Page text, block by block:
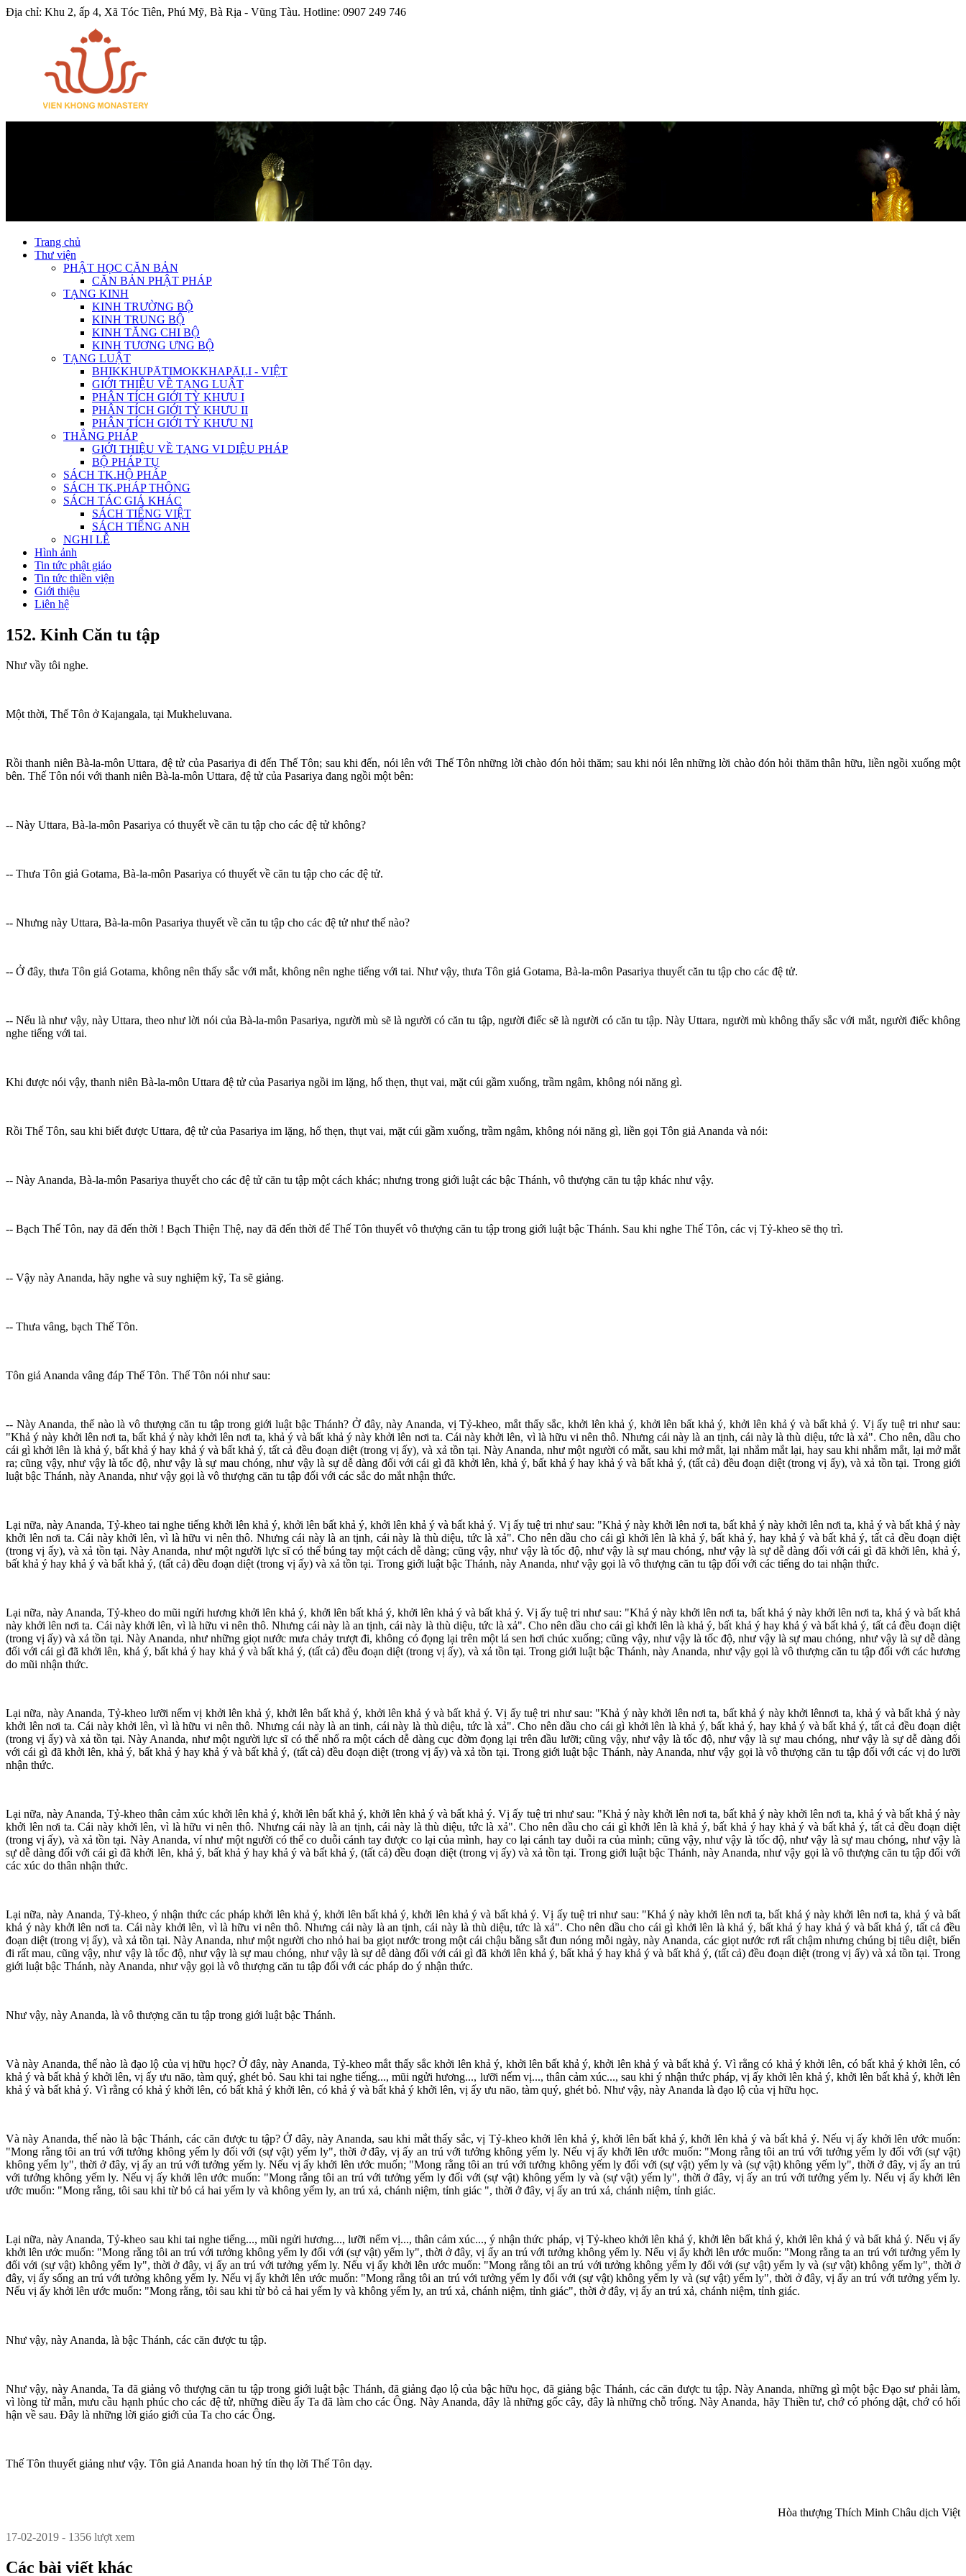
Địa chỉ: Khu 2, ấp 4, Xã Tóc Tiên, Phú Mỹ, Bà Rịa - Vũng Tàu. Hotline: 0907 249 746
Trang chủ
Thư viện
PHẬT HỌC CĂN BẢN
CĂN BẢN PHẬT PHÁP
TẠNG KINH
KINH TRƯỜNG BỘ
KINH TRUNG BỘ
KINH TĂNG CHI BỘ
KINH TƯƠNG ƯNG BỘ
TẠNG LUẬT
BHIKKHUPĀTIMOKKHAPĀḶI - VIỆT
GIỚI THIỆU VỀ TẠNG LUẬT
PHÂN TÍCH GIỚI TỲ KHƯU I
PHÂN TÍCH GIỚI TỲ KHƯU II
PHÂN TÍCH GIỚI TỲ KHƯU NI
THẮNG PHÁP
GIỚI THIỆU VỀ TẠNG VI DIỆU PHÁP
BỘ PHÁP TỤ
SÁCH TK.HỘ PHÁP
SÁCH TK.PHÁP THÔNG
SÁCH TÁC GIẢ KHÁC
SÁCH TIẾNG VIỆT
SÁCH TIẾNG ANH
NGHI LỄ
Hình ảnh
Tin tức phật giáo
Tin tức thiền viện
Giới thiệu
Liên hệ
152. Kinh Căn tu tập
Như vầy tôi nghe.
Một thời, Thế Tôn ở Kajangala, tại Mukheluvana.
Rồi thanh niên Bà-la-môn Uttara, đệ tử của Pasariya đi đến Thế Tôn; sau khi đến, nói lên với Thế Tôn những lời chào đón hỏi thăm; sau khi nói lên những lời chào đón hỏi thăm thân hữu, liền ngồi xuống một
bên. Thế Tôn nói với thanh niên Bà-la-môn Uttara, đệ tử của Pasariya đang ngồi một bên:
-- Này Uttara, Bà-la-môn Pasariya có thuyết về căn tu tập cho các đệ tử không?
-- Thưa Tôn giả Gotama, Bà-la-môn Pasariya có thuyết về căn tu tập cho các đệ tử.
-- Nhưng này Uttara, Bà-la-môn Pasariya thuyết về căn tu tập cho các đệ tử như thế nào?
-- Ở đây, thưa Tôn giả Gotama, không nên thấy sắc với mắt, không nên nghe tiếng với tai. Như vậy, thưa Tôn giả Gotama, Bà-la-môn Pasariya thuyết căn tu tập cho các đệ tử.
-- Nếu là như vậy, này Uttara, theo như lời nói của Bà-la-môn Pasariya, người mù sẽ là người có căn tu tập, người điếc sẽ là người có căn tu tập. Này Uttara, người mù không thấy sắc với mắt, người điếc không
nghe tiếng với tai.
Khi được nói vậy, thanh niên Bà-la-môn Uttara đệ tử của Pasariya ngồi im lặng, hổ thẹn, thụt vai, mặt cúi gầm xuống, trầm ngâm, không nói năng gì.
Rồi Thế Tôn, sau khi biết được Uttara, đệ tử của Pasariya im lặng, hổ thẹn, thụt vai, mặt cúi gầm xuống, trầm ngâm, không nói năng gì, liền gọi Tôn giả Ananda và nói:
-- Này Ananda, Bà-la-môn Pasariya thuyết cho các đệ tử căn tu tập một cách khác; nhưng trong giới luật các bậc Thánh, vô thượng căn tu tập khác như vậy.
-- Bạch Thế Tôn, nay đã đến thời ! Bạch Thiện Thệ, nay đã đến thời để Thế Tôn thuyết vô thượng căn tu tập trong giới luật bậc Thánh. Sau khi nghe Thế Tôn, các vị Tỷ-kheo sẽ thọ trì.
-- Vậy này Ananda, hãy nghe và suy nghiệm kỹ, Ta sẽ giảng.
-- Thưa vâng, bạch Thế Tôn.
Tôn giả Ananda vâng đáp Thế Tôn. Thế Tôn nói như sau:
-- Này Ananda, thế nào là vô thượng căn tu tập trong giới luật bậc Thánh? Ở đây, này Ananda, vị Tỷ-kheo, mắt thấy sắc, khởi lên khả ý, khởi lên bất khả ý, khởi lên khả ý và bất khả ý. Vị ấy tuệ tri như sau:
"Khả ý này khởi lên nơi ta, bất khả ý này khởi lên nơi ta, khả ý và bất khả ý này khởi lên nơi ta. Cái này khởi lên, vì là hữu vi nên thô. Nhưng cái này là an tịnh, cái này là thù diệu, tức là xả". Cho nên, dầu cho
cái gì khởi lên là khả ý, bất khả ý hay khả ý và bất khả ý, tất cả đều đoạn diệt (trong vị ấy), và xả tồn tại. Này Ananda, như một người có mắt, sau khi mở mắt, lại nhắm mắt lại, hay sau khi nhắm mắt, lại mở mắt
ra; cũng vậy, như vậy là tốc độ, như vậy là sự mau chóng, như vậy là sự dễ dàng đối với cái gì đã khởi lên, khả ý, bất khả ý hay khả ý và bất khả ý, (tất cả) đều đoạn diệt (trong vị ấy), và xả tồn tại. Trong giới
luật bậc Thánh, này Ananda, như vậy gọi là vô thượng căn tu tập đối với các sắc do mắt nhận thức.
Lại nữa, này Ananda, Tỷ-kheo tai nghe tiếng khởi lên khả ý, khởi lên bất khả ý, khởi lên khả ý và bất khả ý. Vị ấy tuệ tri như sau: "Khả ý này khởi lên nơi ta, bất khả ý này khởi lên nơi ta, khả ý và bất khả ý này
khởi lên nơi ta. Cái này khởi lên, vì là hữu vi nên thô. Nhưng cái này là an tịnh, cái này là thù diệu, tức là xả". Cho nên dầu cho cái gì khởi lên là khả ý, bất khả ý, hay khả ý và bất khả ý, tất cả đều đoạn diệt
(trong vị ấy), và xả tồn tại. Này Ananda, như một người lực sĩ có thể búng tay một cách dễ dàng; cũng vậy, như vậy là tốc độ, như vậy là sự mau chóng, như vậy là sự dễ dàng đối với cái gì đã khởi lên, khả ý,
bất khả ý hay khả ý và bất khả ý, (tất cả) đều đoạn diệt (trong vị ấy) và xả tồn tại. Trong giới luật bậc Thánh, này Ananda, như vậy gọi là vô thượng căn tu tập đối với các tiếng do tai nhận thức.
Lại nữa, này Ananda, Tỷ-kheo do mũi ngửi hương khởi lên khả ý, khởi lên bất khả ý, khởi lên khả ý và bất khả ý. Vị ấy tuệ tri như sau: "Khả ý này khởi lên nơi ta, bất khả ý này khởi lên nơi ta, khả ý và bất khả
này khởi lên nơi ta. Cái này khởi lên, vì là hữu vi nên thô. Nhưng cái này là an tịnh, cái này là thù diệu, tức là xả". Cho nên dầu cho cái gì khởi lên là khả ý, bất khả ý hay khả ý và bất khả ý, tất cả đều đoạn diệt
(trong vị ấy) và xả tồn tại. Này Ananda, như những giọt nước mưa chảy trượt đi, không có đọng lại trên một lá sen hơi chúc xuống; cũng vậy, như vậy là tốc độ, như vậy là sự mau chóng, như vậy là sự dễ dàng
đối với cái gì đã khởi lên, khả ý, bất khả ý hay khả ý và bất khả ý, (tất cả) đều đoạn diệt (trong vị ấy), và xả tồn tại. Trong giới luật bậc Thánh, này Ananda, như vậy gọi là vô thượng căn tu tập đối với các hương
do mũi nhận thức.
Lại nữa, này Ananda, Tỷ-kheo lưỡi nếm vị khởi lên khả ý, khởi lên bất khả ý, khởi lên khả ý và bất khả ý. Vị ấy tuệ tri như sau: "Khả ý này khởi lên nơi ta, bất khả ý này khởi lênnơi ta, khả ý và bất khả ý này
khởi lên nơi ta. Cái này khởi lên, vì là hữu vi nên thô. Nhưng cái này là an tinh, cái này là thù diệu, tức là xả". Cho nên dầu cho cái gì khởi lên là khả ý, bất khả ý, hay khả ý và bất khả ý, tất cả đều đoạn diệt
(trong vị ấy) và xả tồn tại. Này Ananda, như một người lực sĩ có thể nhổ ra một cách dễ dàng cục đờm đọng lại trên đầu lưỡi; cũng vậy, như vậy là tốc độ, như vậy là sự mau chóng, như vậy là sự dễ dàng đối
với cái gì đã khởi lên, khả ý, bất khả ý hay khả ý và bất khả ý, (tất cả) đều đoạn diệt (trong vị ấy) và xả tồn tại. Trong giới luật bậc Thánh, này Ananda, như vậy gọi là vô thượng căn tu tập đối với các vị do lưỡi
nhận thức.
Lại nữa, này Ananda, Tỷ-kheo thân cảm xúc khởi lên khả ý, khởi lên bất khả ý, khởi lên khả ý và bất khả ý. Vị ấy tuệ tri như sau: "Khả ý này khởi lên nơi ta, bất khả ý này khởi lên nơi ta, khả ý và bất khả ý này
khởi lên nơi ta. Cái này khởi lên, vì là hữu vi nên thô. Nhưng cái này là an tịnh, cái này là thù diệu, tức là xả". Cho nên dầu cho cái gì khởi lên là khả ý, bất khả ý hay khả ý và bất khả ý, tất cả đều đoạn diệt
(trong vị ấy), và xả tồn tại. Này Ananda, ví như một người có thể co duỗi cánh tay được co lại của mình, hay co lại cánh tay duỗi ra của mình; cũng vậy, như vậy là tốc độ, như vậy là sự mau chóng, như vậy là
sự dễ dàng đối với cái gì đã khởi lên, khả ý, bất khả ý hay khả ý và bất khả ý, (tất cả) đều đoạn diệt (trong vị ấy) và xả tồn tại. Trong giới luật bậc Thánh, này Ananda, như vậy gọi là vô thượng căn tu tập đối với
các xúc do thân nhận thức.
Lại nữa, này Ananda, Tỷ-kheo, ý nhận thức các pháp khởi lên khả ý, khởi lên bất khả ý, khởi lên khả ý và bất khả ý. Vị ấy tuệ tri như sau: "Khả ý này khởi lên nơi ta, bất khả ý này khởi lên nơi ta, khả ý và bất
khả ý này khởi lên nơi ta. Cái này khởi lên, vì là hữu vi nên thô. Nhưng cái này là an tịnh, cái này là thù diệu, tức là xả". Cho nên dầu cho cái gì khởi lên là khả ý, bất khả ý hay khả ý và bất khả ý, tất cả đều
đoạn diệt (trong vị ấy), và xả tồn tại. Này Ananda, như một người cho nhỏ hai ba giọt nước trong một cái chậu bằng sắt đun nóng mỗi ngày, này Ananda, các giọt nước rơi rất chậm nhưng chúng bị tiêu diệt, biến
đi rất mau, cũng vậy, như vậy là tốc độ, như vậy là sự mau chóng, như vậy là sự dễ dàng đối với cái gì đã khởi lên khả ý, bất khả ý hay khả ý và bất khả ý, (tất cả) đều đoạn diệt (trong vị ấy) và xả tồn tại. Trong
giới luật bậc Thánh, này Ananda, như vậy gọi là vô thượng căn tu tập đối với các pháp do ý nhận thức.
Như vậy, này Ananda, là vô thượng căn tu tập trong giới luật bậc Thánh.
Và này Ananda, thế nào là đạo lộ của vị hữu học? Ở đây, này Ananda, Tỷ-kheo mắt thấy sắc khởi lên khả ý, khởi lên bất khả ý, khởi lên khả ý và bất khả ý. Vì rằng có khả ý khởi lên, có bất khả ý khởi lên, có
khả ý và bất khả ý khởi lên, vị ấy ưu não, tàm quý, ghét bỏ. Sau khi tai nghe tiếng..., mũi ngửi hương..., lưỡi nếm vị..., thân cảm xúc..., sau khi ý nhận thức pháp, vị ấy khởi lên khả ý, khởi lên bất khả ý, khởi lên
khả ý và bất khả ý. Vì rằng có khả ý khởi lên, có bất khả ý khởi lên, có khả ý và bất khả ý khởi lên, vị ấy ưu não, tàm quý, ghét bỏ. Như vậy, này Ananda là đạo lộ của vị hữu học.
Và này Ananda, thế nào là bậc Thánh, các căn được tu tập? Ở đây, này Ananda, sau khi mắt thấy sắc, vị Tỷ-kheo khởi lên khả ý, khởi lên bất khả ý, khởi lên khả ý và bất khả ý. Nếu vị ấy khởi lên ước muốn:
"Mong rằng tôi an trú với tưởng không yếm ly đối với (sự vật) yếm ly", thời ở đây, vị ấy an trú với tưởng không yếm ly. Nếu vị ấy khởi lên ước muốn: "Mong rằng tôi an trú với tưởng yếm ly đối với (sự vật)
không yếm ly", thời ở đây, vị ấy an trú với tưởng yếm ly. Nếu vị ấy khởi lên ước muốn; "Mong rằng tôi an trú với tưởng không yếm ly đối với (sự vật) yếm ly và (sự vật) không yếm ly", thời ở đây, vị ấy an trú
với tưởng không yếm ly. Nếu vị ấy khởi lên ước muốn: "Mong rằng tôi an trú với tưởng yếm ly đối với (sự vật) không yếm ly và (sự vật) yếm ly", thời ở đây, vị ấy an trú với tưởng yếm ly. Nếu vị ấy khởi lên
ước muốn: "Mong rằng, tôi sau khi từ bỏ cả hai yếm ly và không yếm ly, an trú xả, chánh niệm, tỉnh giác ", thời ở đây, vị ấy an trú xả, chánh niệm, tỉnh giác.
Lại nữa, này Ananda, Tỷ-kheo sau khi tai nghe tiếng..., mũi ngửi hương..., lưỡi nếm vị..., thân cảm xúc..., ý nhận thức pháp, vị Tỷ-kheo khởi lên khả ý, khởi lên bất khả ý, khởi lên khả ý và bất khả ý. Nếu vị ấy
khởi lên ước muốn: "Mong rằng tôi an trú với tưởng không yếm ly đối với (sự vật) yếm ly", thời ở đây, vị ấy an trú với tưởng không yếm ly. Nếu vị ấy khởi lên ước muốn: "Mong rằng ta an trú với tưởng yếm ly
đối với (sự vật) không yếm ly", thời ở đây, vị ấy an trú với tưởng yếm ly. Nếu vị ấy khởi lên ước muốn: "Mong rằng tôi an trú với tưởng không yếm ly đối với (sự vật) yếm ly và (sự vật) không yếm ly", thời ở
đây, vị ấy sống an trú với tưởng không yếm ly. Nếu vị ấy khởi lên ước muốn: "Mong rằng tôi an trú với tưởng yếm ly đối với (sự vật) không yếm ly và (sự vật) yếm ly", thời ở đây, vị ấy an trú với tưởng yếm ly.
Nếu vị ấy khởi lên ước muốn: "Mong rằng, tôi sau khi từ bỏ cả hai yếm ly và không yếm ly, an trú xả, chánh niệm, tỉnh giác", thời ở đây, vị ấy an trú xả, chánh niệm, tỉnh giác.
Như vậy, này Ananda, là bậc Thánh, các căn được tu tập.
Như vậy, này Ananda, Ta đã giảng vô thượng căn tu tập trong giới luật bậc Thánh, đã giảng đạo lộ của bậc hữu học, đã giảng bậc Thánh, các căn được tu tập. Này Ananda, những gì một bậc Ðạo sư phải làm,
vì lòng từ mẫn, mưu cầu hạnh phúc cho các đệ tử, những điều ấy Ta đã làm cho các Ông. Này Ananda, đây là những gốc cây, đây là những chỗ trống. Này Ananda, hãy Thiền tư, chớ có phóng dật, chớ có hối
hận về sau. Ðây là những lời giáo giới của Ta cho các Ông.
Thế Tôn thuyết giảng như vậy. Tôn giả Ananda hoan hỷ tín thọ lời Thế Tôn dạy.
Hòa thượng Thích Minh Châu dịch Việt
17-02-2019 - 1356 lượt xem
Các bài viết khác